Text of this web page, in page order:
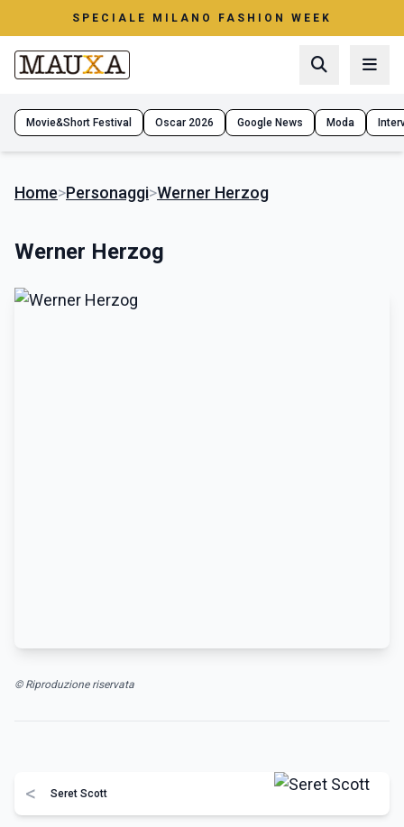
SPECIALE MILANO FASHION WEEK
Movie&Short Festival Oscar 2026 Google News Moda
Home>Personaggi>Werner Herzog
Werner Herzog
© Riproduzione riservata
< Seret Scott